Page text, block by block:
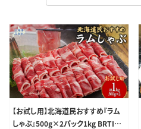
【お試し用】北海道民おすすめ『ラム
しゃぶ』500g×2パック1kg BRTI01